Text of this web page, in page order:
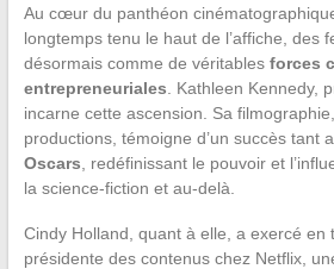
Au cœur du panthéon
longtemps tenu le haut de l’affiche, des
désormais comme de véritables forces
entrepreneuriales . Kathleen Kennedy,
incarne cette ascension. Sa
productions, témoigne d’un succès tant
Oscars , redéfinissant le pouvoir et
la science-fiction et au-delà.
Cindy Holland, quant à elle, a exercé en
présidente des contenus chez Netflix,